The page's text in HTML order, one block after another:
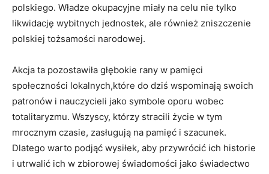
polskiego. Władze okupacyjne miały na celu ⁢nie tylko
likwidację wybitnych jednostek, ale również zniszczenie
polskiej tożsamości narodowej.
Akcja⁣ ta pozostawiła głębokie rany w pamięci⁤
społeczności lokalnych,które do dziś wspominają swoich
patronów i nauczycieli jako symbole oporu wobec
totalitaryzmu. Wszyscy, którzy stracili życie w tym
mrocznym czasie, zasługują na pamięć i szacunek.
Dlatego warto podjąć wysiłek,⁢ aby przywrócić ich historie
i ​utrwalić ich w zbiorowej ‌świadomości jako świadectwo